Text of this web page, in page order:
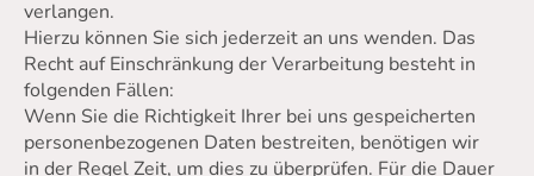
verlangen.
Hierzu können Sie sich jederzeit an uns wenden. Das
Recht auf Einschränkung der Verarbeitung besteht in
folgenden Fällen:
Wenn Sie die Richtigkeit Ihrer bei uns gespeicherten
personenbezogenen Daten bestreiten, benötigen wir
in der Regel Zeit, um dies zu überprüfen. Für die Dauer